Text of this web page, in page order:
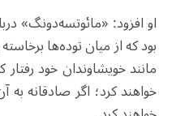
او افزود: «مائوتسه‌دونگ»
بود که از میان توده‌ها
مانند خویشاوندان خود رفتار
خواهند کرد؛ اگر صادقانه